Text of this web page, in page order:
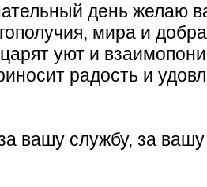
день желаю
мира и
уют и
радость и
вашу службу, за